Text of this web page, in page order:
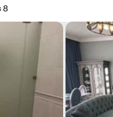
8